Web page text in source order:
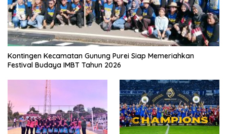
Kontingen Kecamatan Gunung Purei Siap Memeriahkan
Festival Budaya IMBT Tahun 2026